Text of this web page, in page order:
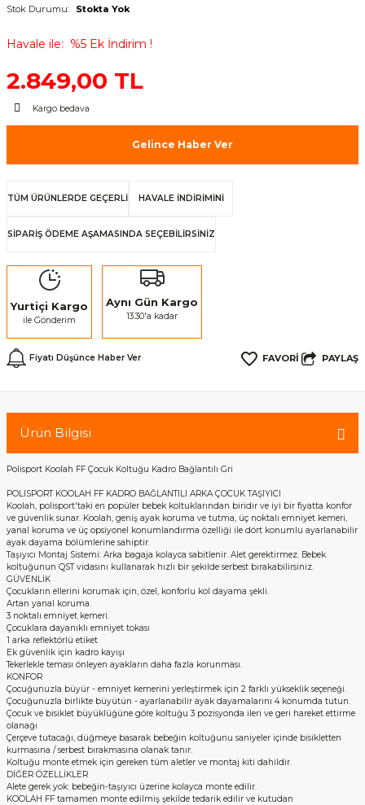
Stok Durumu
Stokta Yok
Havale ile %5 Ek İndirim !
2.849,00 TL
Kargo bedava
Gelince Haber Ver
TÜM ÜRÜNLERDE GEÇERLİ HAVALE İNDİRİMİNİ
SİPARİŞ ÖDEME AŞAMASINDA SEÇEBİLİRSİNİZ
Yurtiçi Kargo
ile Gönderim
Aynı Gün Kargo
13:30'a kadar
Fiyatı Düşünce Haber Ver PAYLAŞ
Ürün Bilgisi
Polisport Koolah FF Çocuk Koltuğu Kadro Bağlantılı Gri
POLISPORT KOOLAH FF KADRO BAĞLANTILI ARKA ÇOCUK TAŞIYICI
Koolah, polisport'taki en popüler bebek koltuklarından biridir ve iyi bir fiyatta konfor
ve güvenlik sunar. Koolah, geniş ayak koruma ve tutma, üç noktalı emniyet kemeri,
yanal koruma ve üç opsiyonel konumlandırma özelliği ile dört konumlu ayarlanabilir
ayak dayama bölümlerine sahiptir.
Taşıyıcı Montaj Sistemi: Arka bagaja kolayca sabitlenir. Alet gerektirmez. Bebek
koltuğunun QST vidasını kullanarak hızlı bir şekilde serbest bırakabilirsiniz.
GÜVENLİK
Çocukların ellerini korumak için, özel, konforlu kol dayama şekli.
Artan yanal koruma.
3 noktalı emniyet kemeri.
Çocuklara dayanıklı emniyet tokası
1 arka reflektörlü etiket
Ek güvenlik için kadro kayışı
Tekerlekle teması önleyen ayakların daha fazla korunması.
KONFOR
Çocuğunuzla büyür - emniyet kemerini yerleştirmek için 2 farklı yükseklik seçeneği.
Çocuğunuzla birlikte büyütün - ayarlanabilir ayak dayamalarını 4 konumda tutun.
Çocuk ve bisiklet büyüklüğüne göre koltuğu 3 pozisyonda ileri ve geri hareket ettirme
olanağı
Çerçeve tutacağı, düğmeye basarak bebeğin koltuğunu saniyeler içinde bisikletten
kurmasına / serbest bırakmasına olanak tanır.
Koltuğu monte etmek için gereken tüm aletler ve montaj kiti dahildir.
DİĞER ÖZELLİKLER
Alete gerek yok: bebeğin-taşıyıcı üzerine kolayca monte edilir.
KOOLAH FF tamamen monte edilmiş şekilde tedarik edilir ve kutudan